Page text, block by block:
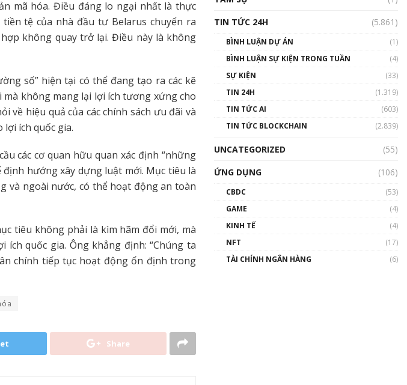
mã hóa. Điều đáng lo ngại nhất là thực
tệ của nhà đầu tư Belarus chuyển ra
không quay trở lại. Điều này là không
số” hiện tại có thể đang tạo ra các kẽ
mà không mang lại lợi ích tương xứng cho
về hiệu quả của các chính sách ưu đãi và
ích quốc gia.
các cơ quan hữu quan xác định “những
hướng xây dựng luật mới. Mục tiêu là
và ngoài nước, có thể hoạt động an toàn
tiêu không phải là kìm hãm đổi mới, mà
quốc gia. Ông khẳng định: “Chúng ta
chính tiếp tục hoạt động ổn định trong
Share
01:49:30
Talkshow 14: MemeCoin –
TIN TỨC 24H
(5.861)
BÌNH LUẬN DỰ ÁN
(1)
BÌNH LUẬN SỰ KIỆN TRONG TUẦN
(4)
SỰ KIỆN
(33)
TIN 24H
(1.319)
TIN TỨC AI
(603)
TIN TỨC BLOCKCHAIN
(2.839)
UNCATEGORIZED
(55)
ỨNG DỤNG
(106)
CBDC
(53)
GAME
(4)
KINH TẾ
(4)
NFT
(17)
TÀI CHÍNH NGÂN HÀNG
(6)